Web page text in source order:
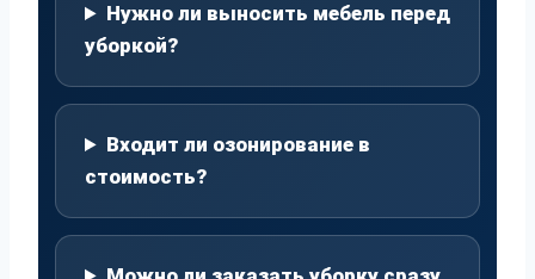
Нужно ли выносить мебель перед
уборкой?
Входит ли озонирование в
стоимость?